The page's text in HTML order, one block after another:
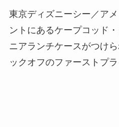
東京ディズニーシー／ア
ントにあるケープコッド
ニアランチケースがつけ
ックオフのファーストプ